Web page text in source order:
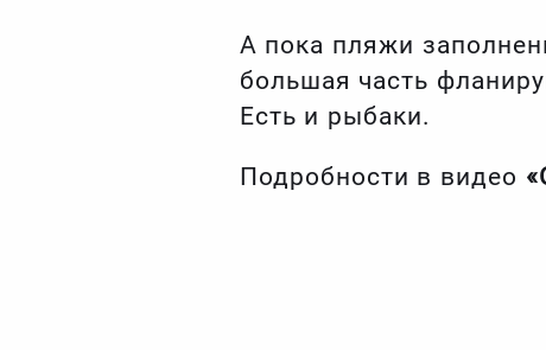
А пока пляжи
большая часть
Есть и рыбаки.
Подробности в видео